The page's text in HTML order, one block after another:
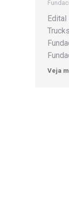
Edital
Veja